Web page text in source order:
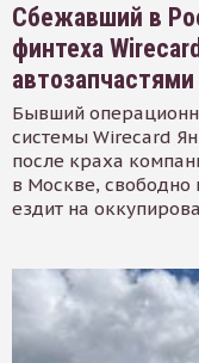
Сбежавший в
финтеха
автозапчастями
Бывший
системы Wirecard
после краха
в Москве,
ездит на